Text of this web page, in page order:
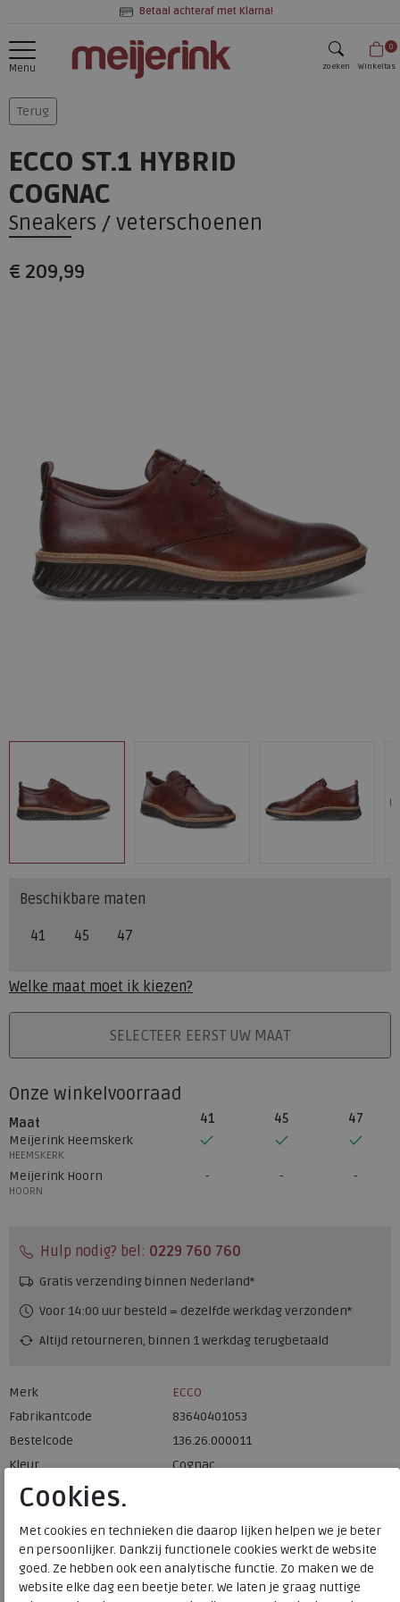
Betaal achteraf met Klarna!
Menu zoeken
0
Winkeltas
Terug
ECCO ST.1 HYBRID
COGNAC
Sneakers / veterschoenen
€ 209,99
Beschikbare maten
41 45 47
Welke maat moet ik kiezen?
PLAATS IN WINKELMANDSELECTEER EERST UW MAAT
Onze winkelvoorraad
Maat 41 45
47
Meijerink Heemskerk
HEEMSKERK
Meijerink Hoorn
HOORN
Hulp nodig? bel: 0229 760 760
Gratis verzending binnen Nederland*
Voor 14:00 uur besteld = dezelfde werkdag verzonden*
Altijd retourneren, binnen 1 werkdag terugbetaald
Merk
ECCO
Fabrikantcode
83640401053
Bestelcode
136.26.000011
Kleur
Cognac
Uitneembaar voetbed
ja
Cookies.
Met cookies en technieken die daarop lijken helpen we je beter
en persoonlijker. Dankzij functionele cookies werkt de website
goed. Ze hebben ook een analytische functie. Zo maken we de
website elke dag een beetje beter. We laten je graag nuttige